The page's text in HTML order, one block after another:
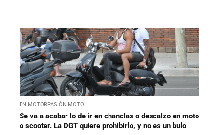
EN MOTORPASIÓN MOTO
Se va a acabar lo de ir en chanclas o descalzo en moto
o scooter. La DGT quiere prohibirlo, y no es un bulo